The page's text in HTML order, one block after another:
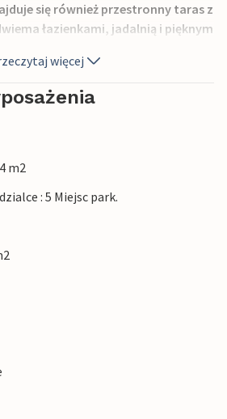
się również przestronny taras z
łazienkami, jadalnią i pięknym
ogrodzona działka z
Najbliższa plaża oddalona
można dojechać do
więcej
m2
: 5 Miejsc park.